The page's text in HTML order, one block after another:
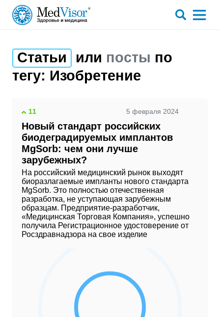
Статьи или посты по
тегу: Изобретение
11 5 февраля 2024
Новый стандарт российских
биодеградируемых имплантов
MgSorb: чем они лучше
зарубежных?
На российский медицинский рынок выходят
биоразлагаемые импланты нового стандарта
MgSorb. Это полностью отечественная
разработка, не уступающая зарубежным
образцам. Предприятие-разработчик,
«Медицинская Торговая Компания», успешно
получила Регистрационное удостоверение от
Росздравнадзора на свое изделие